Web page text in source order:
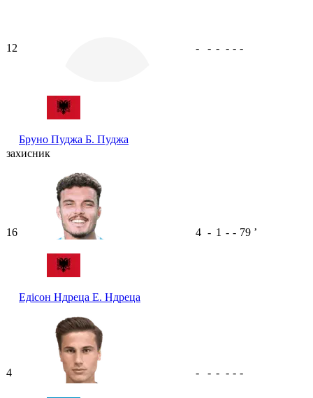
12
Бруно Пуджа Б. Пуджа
- - - - - -
захисник
16
Едісон Ндреца Е. Ндреца
4 - 1 - - 79 ʼ
4 - - - - - -